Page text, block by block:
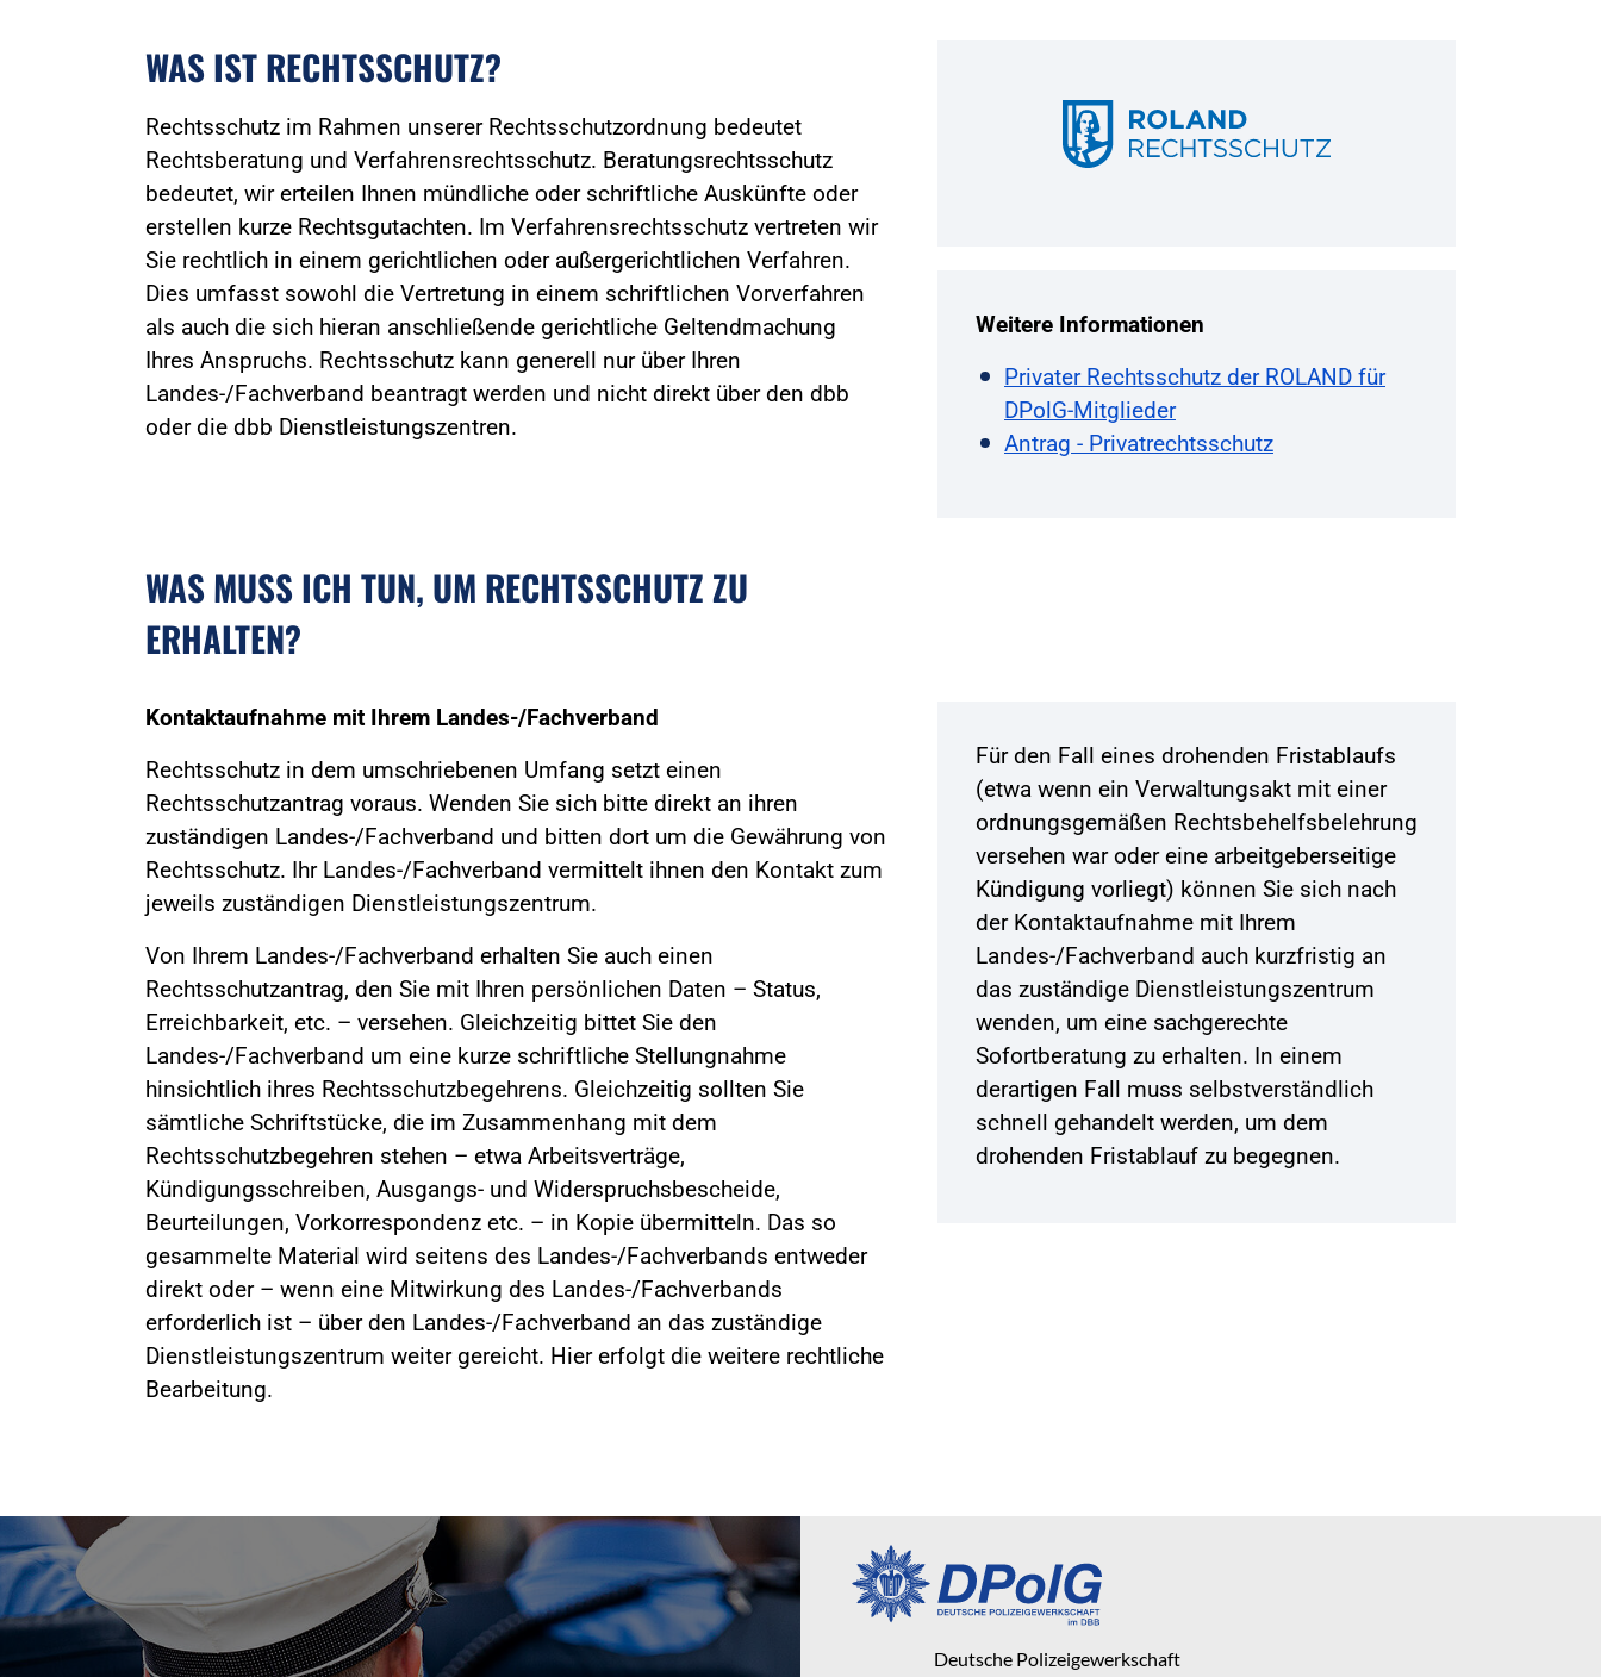
WAS IST RECHTSSCHUTZ?
Rechtsschutz im Rahmen unserer Rechtsschutzordnung bedeutet
Rechtsberatung und Verfahrensrechtsschutz. Beratungsrechtsschutz
bedeutet, wir erteilen Ihnen mündliche oder schriftliche Auskünfte oder
erstellen kurze Rechtsgutachten. Im Verfahrensrechtsschutz vertreten wir
Sie rechtlich in einem gerichtlichen oder außergerichtlichen Verfahren.
Dies umfasst sowohl die Vertretung in einem schriftlichen Vorverfahren
als auch die sich hieran anschließende gerichtliche Geltendmachung
Ihres Anspruchs. Rechtsschutz kann generell nur über Ihren
Landes-/Fachverband beantragt werden und nicht direkt über den dbb
oder die dbb Dienstleistungszentren.
Weitere Informationen
Privater Rechtsschutz der ROLAND für
DPolG-Mitglieder
Antrag - Privatrechtsschutz
WAS MUSS ICH TUN, UM RECHTSSCHUTZ ZU
ERHALTEN?
Kontaktaufnahme mit Ihrem Landes-/Fachverband
Rechtsschutz in dem umschriebenen Umfang setzt einen
Rechtsschutzantrag voraus. Wenden Sie sich bitte direkt an ihren
zuständigen Landes-/Fachverband und bitten dort um die Gewährung von
Rechtsschutz. Ihr Landes-/Fachverband vermittelt ihnen den Kontakt zum
jeweils zuständigen Dienstleistungszentrum.
Von Ihrem Landes-/Fachverband erhalten Sie auch einen
Rechtsschutzantrag, den Sie mit Ihren persönlichen Daten – Status,
Erreichbarkeit, etc. – versehen. Gleichzeitig bittet Sie den
Landes-/Fachverband um eine kurze schriftliche Stellungnahme
hinsichtlich ihres Rechtsschutzbegehrens. Gleichzeitig sollten Sie
sämtliche Schriftstücke, die im Zusammenhang mit dem
Rechtsschutzbegehren stehen – etwa Arbeitsverträge,
Kündigungsschreiben, Ausgangs- und Widerspruchsbescheide,
Beurteilungen, Vorkorrespondenz etc. – in Kopie übermitteln. Das so
gesammelte Material wird seitens des Landes-/Fachverbands entweder
direkt oder – wenn eine Mitwirkung des Landes-/Fachverbands
erforderlich ist – über den Landes-/Fachverband an das zuständige
Dienstleistungszentrum weiter gereicht. Hier erfolgt die weitere rechtliche
Bearbeitung.
Für den Fall eines drohenden Fristablaufs
(etwa wenn ein Verwaltungsakt mit einer
ordnungsgemäßen Rechtsbehelfsbelehrung
versehen war oder eine arbeitgeberseitige
Kündigung vorliegt) können Sie sich nach
der Kontaktaufnahme mit Ihrem
Landes-/Fachverband auch kurzfristig an
das zuständige Dienstleistungszentrum
wenden, um eine sachgerechte
Sofortberatung zu erhalten. In einem
derartigen Fall muss selbstverständlich
schnell gehandelt werden, um dem
drohenden Fristablauf zu begegnen.
Deutsche Polizeigewerkschaft